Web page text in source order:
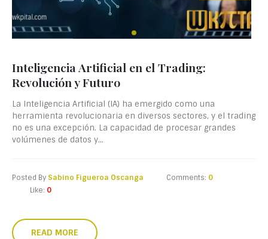
Inteligencia Artificial en el Trading:
Revolución y Futuro
La Inteligencia Artificial (IA) ha emergido como una
herramienta revolucionaria en diversos sectores, y el trading
no es una excepción. La capacidad de procesar grandes
volúmenes de datos y...
Posted By Sabino Figueroa Oscanga Comments: 0
Like: 0
READ MORE